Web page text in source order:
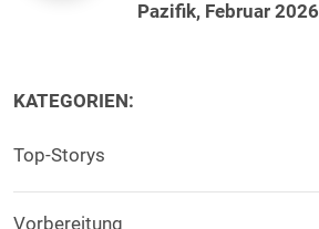
Pazifik, Februar 2026
KATEGORIEN:
Top-Storys
Vorbereitung